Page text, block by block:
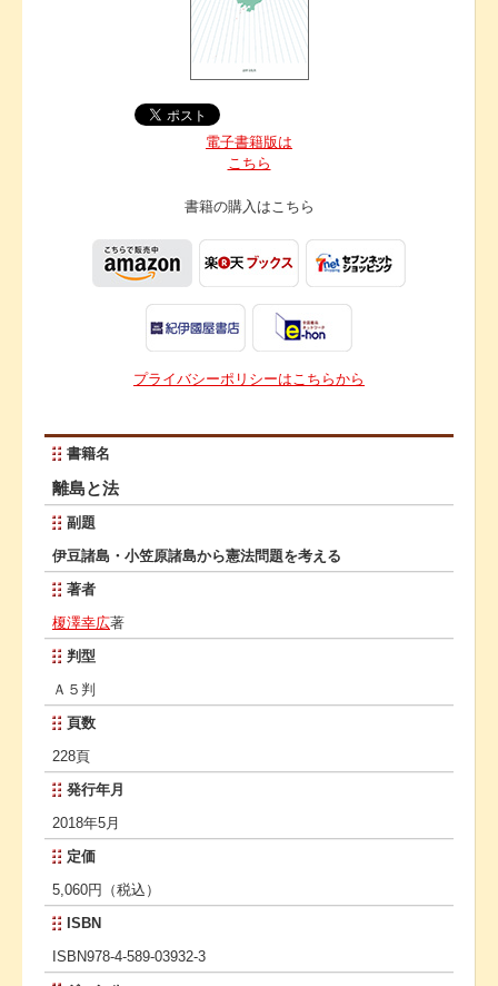
電子書籍版は
こちら
書籍の購入はこちら
プライバシーポリシーはこちらから
書籍名
離島と法
副題
伊豆諸島・小笠原諸島から憲法問題を考える
著者
榎澤幸広著
判型
Ａ５判
頁数
228頁
発行年月
2018年5月
定価
5,060円（税込）
ISBN
ISBN978-4-589-03932-3